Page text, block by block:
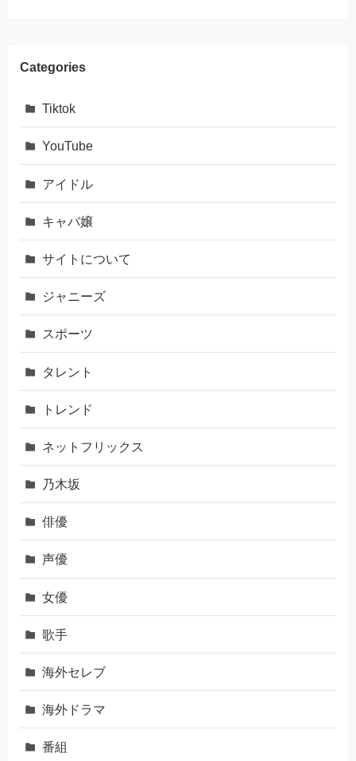
Categories
Tiktok
YouTube
アイドル
キャバ嬢
サイトについて
ジャニーズ
スポーツ
タレント
トレンド
ネットフリックス
乃木坂
俳優
声優
女優
歌手
海外セレブ
海外ドラマ
番組